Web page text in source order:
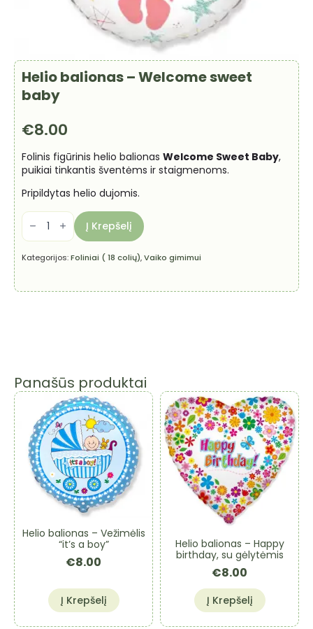
Helio balionas – Welcome sweet
baby
€8.00
Folinis figūrinis helio balionas Welcome Sweet Baby,
puikiai tinkantis šventėms ir staigmenoms.
Pripildytas helio dujomis.
produkto
kiekis:
Helio
balionas
-
Welcome
Į Krepšelį
Kategorijos:Foliniai ( 18 colių),Vaiko gimimui
Panašūs produktai
Helio balionas – Vežimėlis
“it’s a boy”
€8.00
Į Krepšelį
Helio balionas – Happy
birthday, su gėlytėmis
€8.00
Į Krepšelį